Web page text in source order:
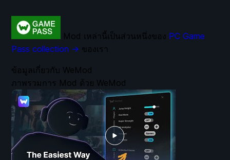
ข้อมูลเกี่ยวกับ WeMod
ภาพรวมการ Mod ด้วย WeMod
Mod เหล่านี้เป็นส่วนหนึ่งของ PC Game
Pass collection → ของเรา